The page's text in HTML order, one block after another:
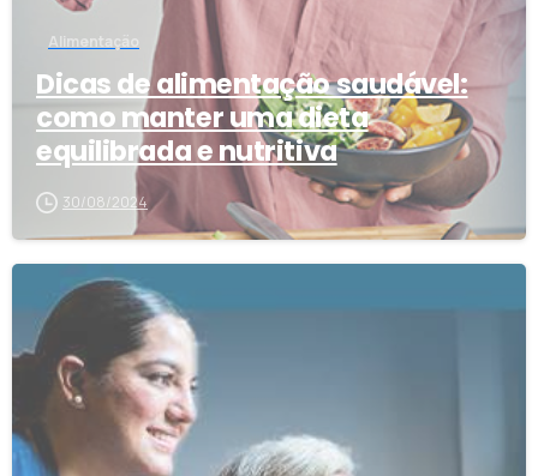
Alimentação
Dicas de alimentação saudável:
como manter uma dieta
equilibrada e nutritiva
30/08/2024